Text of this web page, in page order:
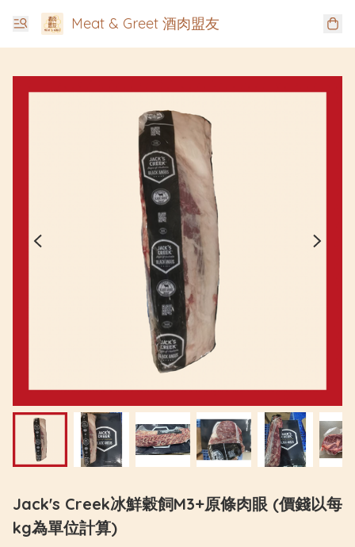
Meat & Greet 酒肉盟友
Jack's Creek冰鮮穀飼M3+原條肉眼 (價錢以每
kg為單位計算)